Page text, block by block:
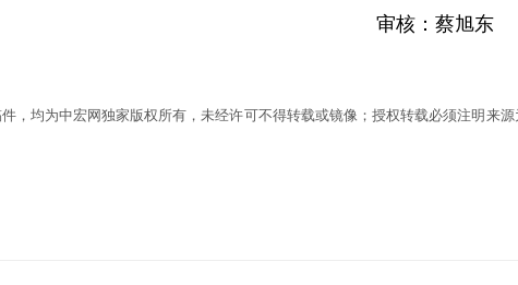
审核：蔡旭东
件，均为中宏网独家版权所有，未经许可不得转载或镜像；授权转载必须注明来源